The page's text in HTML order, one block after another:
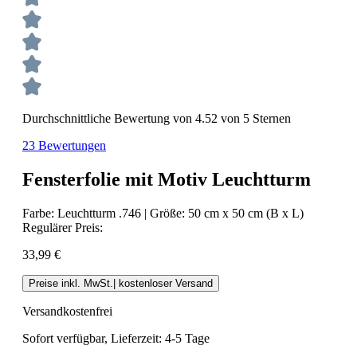
Durchschnittliche Bewertung von 4.52 von 5 Sternen
23 Bewertungen
Fensterfolie mit Motiv Leuchtturm
Farbe: Leuchtturm .746 | Größe: 50 cm x 50 cm (B x L)
Regulärer Preis:
33,99 €
Preise inkl. MwSt.| kostenloser Versand
Versandkostenfrei
Sofort verfügbar, Lieferzeit: 4-5 Tage